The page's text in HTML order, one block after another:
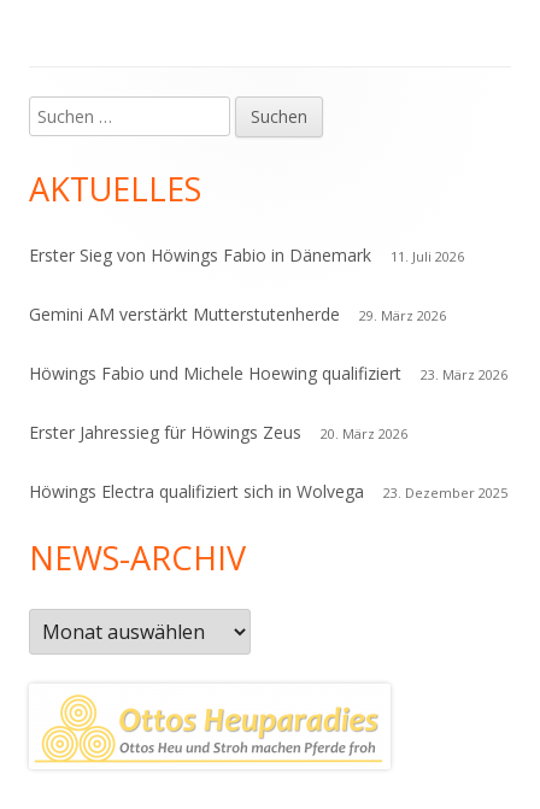
Haupt-
Seitenleiste
Suchen
nach:
AKTUELLES
Erster Sieg von Höwings Fabio in Dänemark 11. Juli 2026
Gemini AM verstärkt Mutterstutenherde 29. März 2026
Höwings Fabio und Michele Hoewing qualifiziert 23. März 2026
Erster Jahressieg für Höwings Zeus 20. März 2026
Höwings Electra qualifiziert sich in Wolvega 23. Dezember 2025
NEWS-ARCHIV
News-
Archiv